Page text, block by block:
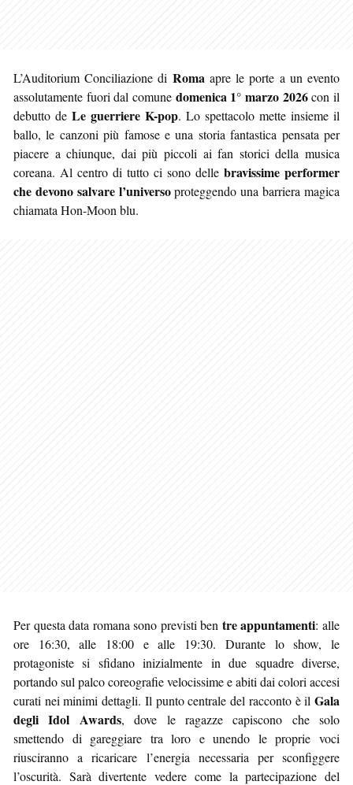
L’Auditorium Conciliazione di Roma apre le porte a un evento
assolutamente fuori dal comune domenica 1° marzo 2026con il
debutto de Le guerriere K-pop. Lo spettacolo mette insieme il
ballo, le canzoni più famose e una storia fantastica pensata per
piacere a chiunque, dai più piccoli ai fan storici della musica
coreana. Al centro di tutto ci sono delle bravissime performer
che devono salvare l’universoproteggendo una barriera magica
chiamata Hon-Moon blu.
Per questa data romana sono previsti ben tre appuntamenti: alle
ore 16:30, alle 18:00 e alle 19:30. Durante lo show, le
protagoniste si sfidano inizialmente in due squadre diverse,
portando sul palco coreografie velocissime e abiti dai colori accesi
curati nei minimi dettagli. Il punto centrale del racconto è il Gala
degli Idol Awards, dove le ragazze capiscono che solo
smettendo di gareggiare tra loro e unendo le proprie voci
riusciranno a ricaricare l’energia necessaria per sconfiggere
l’oscurità. Sarà divertente vedere come la partecipazione del